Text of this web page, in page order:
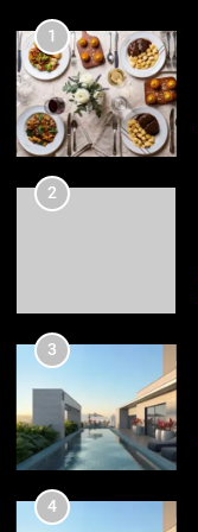
1
3
1
2
3
4